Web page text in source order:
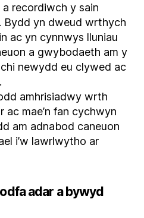
recordiwch y sain
Bydd yn dweud wrthych
ac yn cynnwys lluniau
a gwybodaeth am y
newydd eu clywed ac
amhrisiadwy wrth
ac mae’n fan cychwyn
am adnabod caneuon
i’w lawrlwytho ar
adar a bywyd